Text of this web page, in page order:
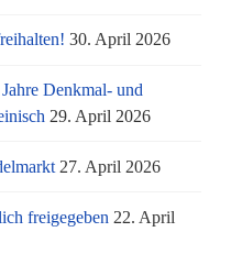
30. April 2026
Denkmal- und
29. April 2026
27. April 2026
freigegeben 22. April